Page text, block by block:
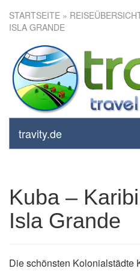
STARTSEITE »
ISLA GRANDE
travity.de
Kuba –
Kuba –
Isla Grande
Die schönsten Kolonialstädte